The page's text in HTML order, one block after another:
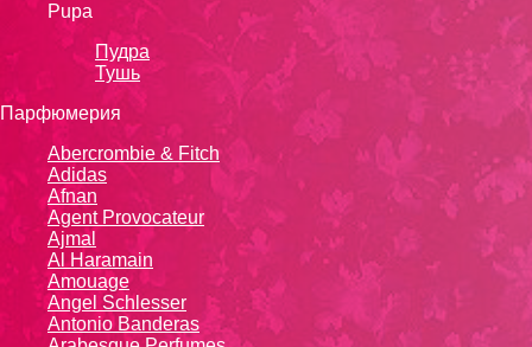
Pupa
Пудра
Тушь
Парфюмерия
Abercrombie & Fitch
Adidas
Afnan
Agent Provocateur
Ajmal
Al Haramain
Amouage
Angel Schlesser
Antonio Banderas